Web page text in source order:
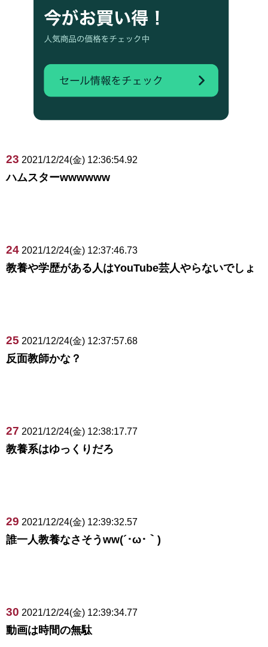
23 2021/12/24(金) 12:36:54.92
ハムスターwwwwww
24 2021/12/24(金) 12:37:46.73
教養や学歴がある人はYouTube芸人やらないでしょ
25 2021/12/24(金) 12:37:57.68
反面教師かな？
27 2021/12/24(金) 12:38:17.77
教養系はゆっくりだろ
29 2021/12/24(金) 12:39:32.57
誰一人教養なさそうww(´･ω･｀)
30 2021/12/24(金) 12:39:34.77
動画は時間の無駄